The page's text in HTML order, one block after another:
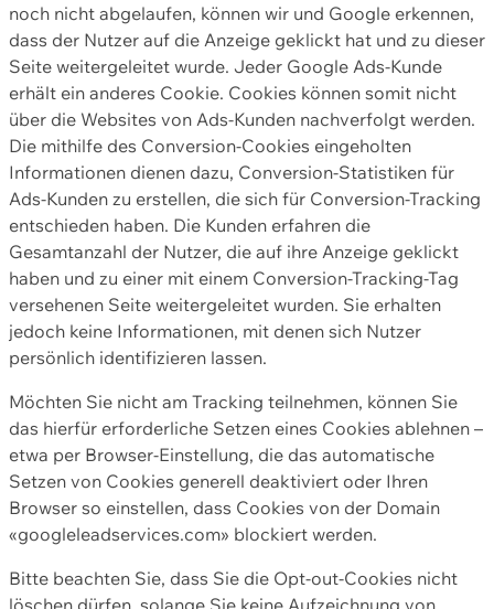
noch nicht abgelaufen, können wir und Google erkennen,
dass der Nutzer auf die Anzeige geklickt hat und zu dieser
Seite weitergeleitet wurde. Jeder Google Ads-Kunde
erhält ein anderes Cookie. Cookies können somit nicht
über die Websites von Ads-Kunden nachverfolgt werden.
Die mithilfe des Conversion-Cookies eingeholten
Informationen dienen dazu, Conversion-Statistiken für
Ads-Kunden zu erstellen, die sich für Conversion-Tracking
entschieden haben. Die Kunden erfahren die
Gesamtanzahl der Nutzer, die auf ihre Anzeige geklickt
haben und zu einer mit einem Conversion-Tracking-Tag
versehenen Seite weitergeleitet wurden. Sie erhalten
jedoch keine Informationen, mit denen sich Nutzer
persönlich identifizieren lassen.
Möchten Sie nicht am Tracking teilnehmen, können Sie
das hierfür erforderliche Setzen eines Cookies ablehnen –
etwa per Browser-Einstellung, die das automatische
Setzen von Cookies generell deaktiviert oder Ihren
Browser so einstellen, dass Cookies von der Domain
«googleleadservices.com» blockiert werden.
Bitte beachten Sie, dass Sie die Opt-out-Cookies nicht